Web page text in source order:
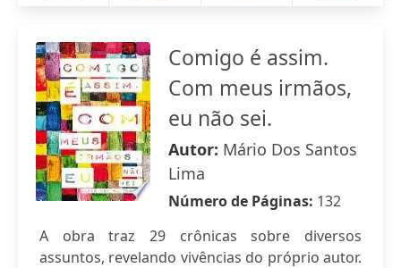
Comigo é assim.
Com meus irmãos,
eu não sei.
Autor: Mário Dos Santos
Lima
Número de Páginas: 132
A obra traz 29 crônicas sobre diversos
assuntos, revelando vivências do próprio autor.